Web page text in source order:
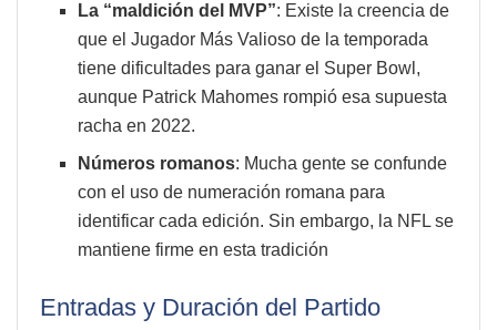
La “maldición del MVP”: Existe la creencia de
que el Jugador Más Valioso de la temporada
tiene dificultades para ganar el Super Bowl,
aunque Patrick Mahomes rompió esa supuesta
racha en 2022.
Números romanos: Mucha gente se confunde
con el uso de numeración romana para
identificar cada edición. Sin embargo, la NFL se
mantiene firme en esta tradición
Entradas y Duración del Partido